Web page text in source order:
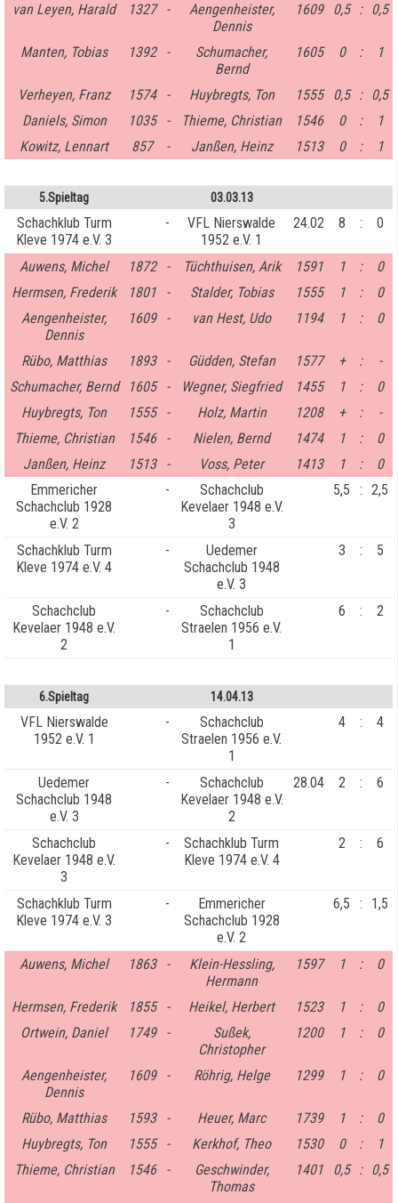
van Leyen, Harald 1327 -
Aengenheister,
Dennis
1609 0,5 : 0,5
Manten, Tobias 1392 -
Schumacher,
Bernd
1605 0 : 1
Verheyen, Franz 1574 - Huybregts, Ton 1555 0,5 : 0,5
Daniels, Simon
1035 - Thieme, Christian 1546 0 :
1
Kowitz, Lennart
857 - Janßen, Heinz 1513 0 : 1
5.Spieltag 03.03.13
Schachklub Turm
Kleve 1974 e.V. 3
-
VFL Nierswalde
1952 e.V. 1
24.02 8 : 0
Auwens, Michel 1872 - Tüchthuisen, Arik 1591 1 :
0
Hermsen, Frederik
1801 - Stalder, Tobias 1555 1 :
0
Aengenheister,
Dennis
1609 - van Hest, Udo 1194 1 : 0
Rübo, Matthias 1893 - Güdden, Stefan 1577 + :
-
Schumacher, Bernd
1605 - Wegner, Siegfried 1455 1 :
0
Huybregts, Ton
1555 - Holz, Martin 1208 + :
-
Thieme, Christian
1546 - Nielen, Bernd 1474 1 :
0
Janßen, Heinz
1513 - Voss, Peter 1413 1 :
0
Emmericher
Schachclub 1928
e.V. 2
-
Schachclub
Kevelaer 1948 e.V.
3
5,5 : 2,5
Schachklub Turm
Kleve 1974 e.V. 4
-
Uedemer
Schachclub 1948
e.V. 3
3 : 5
Schachclub
Kevelaer 1948 e.V.
2
-
Schachclub
Straelen 1956 e.V.
1
6 : 2
6.Spieltag 14.04.13
VFL Nierswalde
1952 e.V. 1
-
Schachclub
Straelen 1956 e.V.
1
4 : 4
Uedemer
Schachclub 1948
e.V. 3
-
Schachclub
Kevelaer 1948 e.V.
2
28.04 2 : 6
Schachclub
Kevelaer 1948 e.V.
3
-
Schachklub Turm
Kleve 1974 e.V. 4
2 : 6
Schachklub Turm
Kleve 1974 e.V. 3
-
Emmericher
Schachclub 1928
e.V. 2
6,5 : 1,5
Auwens, Michel 1863 -
Klein-Hessling,
Hermann
1597 1 : 0
Hermsen, Frederik 1855 - Heikel, Herbert 1523 1 :
0
Ortwein, Daniel
1749 -
Sußek,
Christopher
1200 1 : 0
Aengenheister,
Dennis
1609 - Röhrig, Helge 1299 1 : 0
Rübo, Matthias 1593 - Heuer, Marc 1739 1 :
0
Huybregts, Ton
1555 - Kerkhof, Theo 1530 0 :
1
Thieme, Christian
1546 -
Geschwinder,
Thomas
1401 0,5 : 0,5